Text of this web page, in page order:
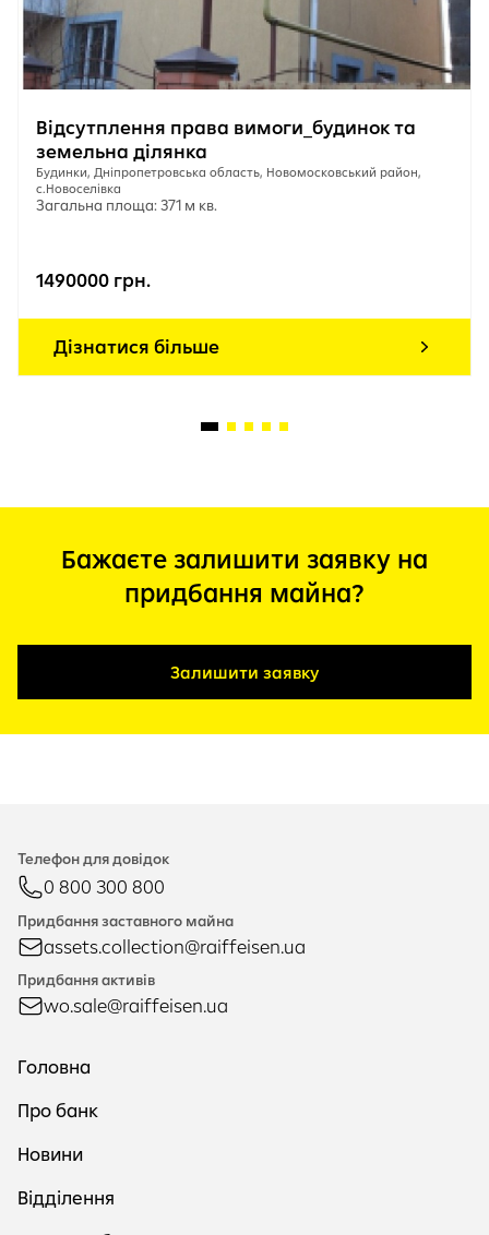
Відсутплення права вимоги_будинок та
земельна ділянка
Будинки, Дніпропетровська область, Новомосковський район,
с.Новоселівка
Загальна площа: 371 м кв.
1490000 грн.
Дізнатися більше
Бажаєте залишити заявку на
придбання майна?
Залишити заявку
Телефон для довідок
0 800 300 800
Придбання заставного майна
assets.collection@raiffeisen.ua
Придбання активів
wo.sale@raiffeisen.ua
Головна
Про банк
Новини
Відділення